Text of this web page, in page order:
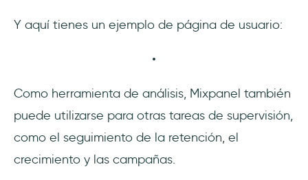
Y aquí tienes un ejemplo de página de usuario:
Como herramienta de análisis, Mixpanel también
puede utilizarse para otras tareas de supervisión,
como el seguimiento de la retención, el
crecimiento y las campañas.